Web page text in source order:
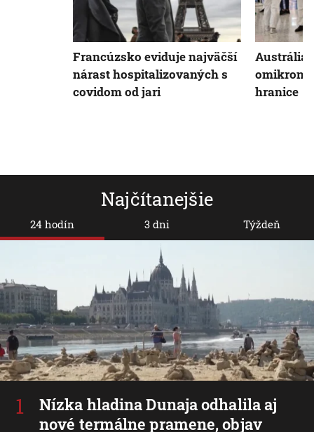
Najčítanejšie
24 hodín
Nízka hladina Dunaja odhalila aj
nové termálne pramene, objav
3 dni Týždeň
Francúzsko eviduje najväčší
nárast hospitalizovaných s
covidom od jari
Austrália
omikron
hranice